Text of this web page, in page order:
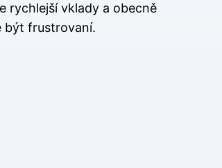
rychlejší vklady a obecně
být frustrovaní.